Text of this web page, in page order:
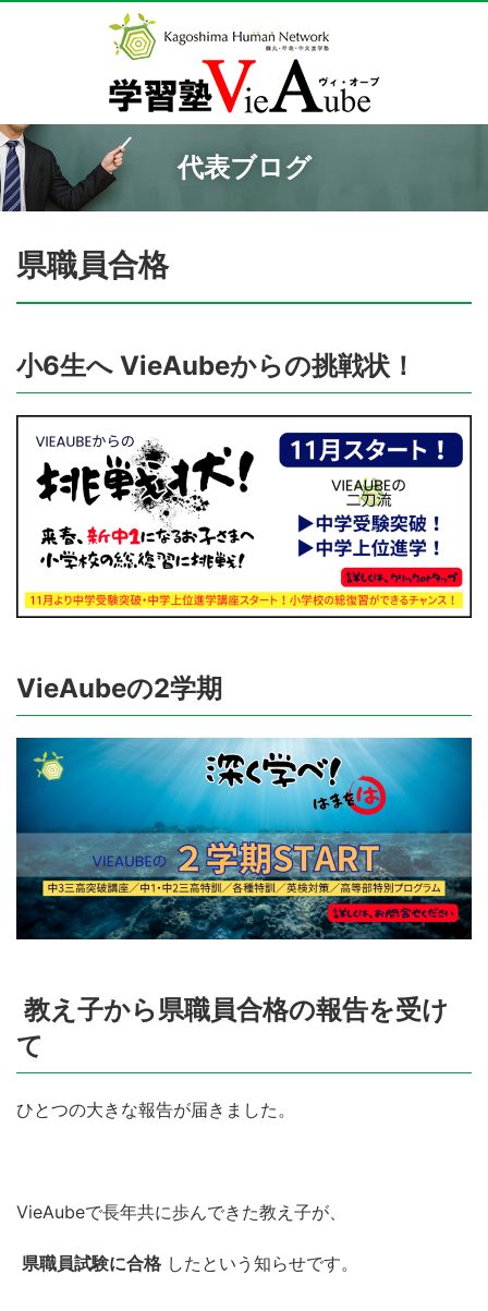
代表ブログ
県職員合格
小6生へ VieAubeからの挑戦状！
VieAubeの2学期
教え子から県職員合格の報告を受け
て
ひとつの大きな報告が届きました。
VieAubeで長年共に歩んできた教え子が、
県職員試験に合格 したという知らせです。